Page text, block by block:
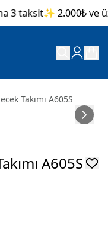
3 taksit✨ 2.000₺ ve
Takımı A605S
A605S